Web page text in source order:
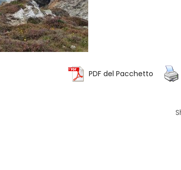
PDF del Pacchetto